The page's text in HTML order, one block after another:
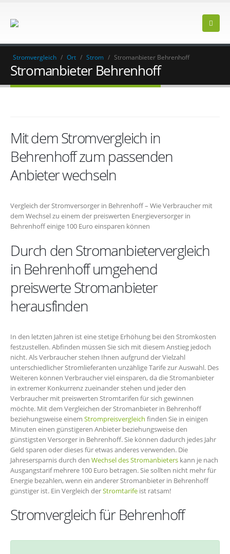
Stromvergleich / Ort / Strom / Stromanbieter Behrenhoff
Stromanbieter Behrenhoff
Mit dem Stromvergleich in
Behrenhoff zum passenden
Anbieter wechseln
Vergleich der Stromversorger in Behrenhoff – Wie Verbraucher mit
dem Wechsel zu einem der preiswerten Energieversorger in
Behrenhoff einige 100 Euro einsparen können
Durch den Stromanbietervergleich
in Behrenhoff umgehend
preiswerte Stromanbieter
herausfinden
In den letzten Jahren ist eine stetige Erhöhung bei den Stromkosten
festzustellen. Abfinden müssen Sie sich mit diesem Anstieg jedoch
nicht. Als Verbraucher stehen Ihnen aufgrund der Vielzahl
unterschiedlicher Stromlieferanten unzählige Tarife zur Auswahl. Des
Weiteren können Verbraucher viel einsparen, da die Stromanbieter
in extremer Konkurrenz zueinander stehen und jeder den
Verbraucher mit preiswerten Stromtarifen für sich gewinnen
möchte. Mit dem Vergleichen der Stromanbieter in Behrenhoff
beziehungsweise einem Strompreisvergleich finden Sie in einigen
Minuten einen günstigeren Anbieter beziehungsweise den
günstigsten Versorger in Behrenhoff. Sie können dadurch jedes Jahr
Geld sparen oder dieses für etwas anderes verwenden. Die
Jahresersparnis durch den Wechsel des Stromanbieters kann je nach
Ausgangstarif mehrere 100 Euro betragen. Sie sollten nicht mehr für
Energie bezahlen, wenn ein anderer Stromanbieter in Behrenhoff
günstiger ist. Ein Vergleich derStromtarife ist ratsam!
Stromvergleich für Behrenhoff